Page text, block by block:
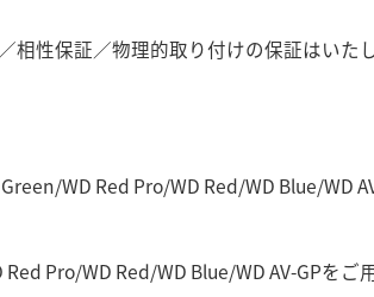
性保証／物理的取り付けの保証はいたし
WD Red Pro/WD Red/WD Blue/WD
Pro/WD Red/WD Blue/WD AV-GPを